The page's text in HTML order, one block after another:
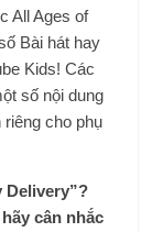
All Ages of
Bài hát hay
Kids! Các
số nội dung
cho phụ
Delivery”?
cân nhắc